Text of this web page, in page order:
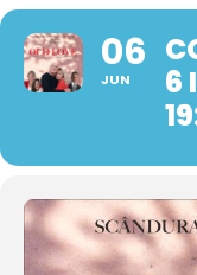
06
JUN
6